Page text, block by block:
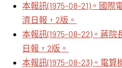
本報訊(1975-08-21)。國際
濟日報，2版。
本報訊(1975-08-22)。蔣
日報，2版。
本報訊(1975-08-23)。電算